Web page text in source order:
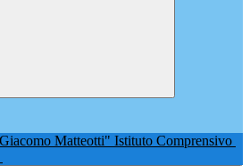
Istituto Comprensivo